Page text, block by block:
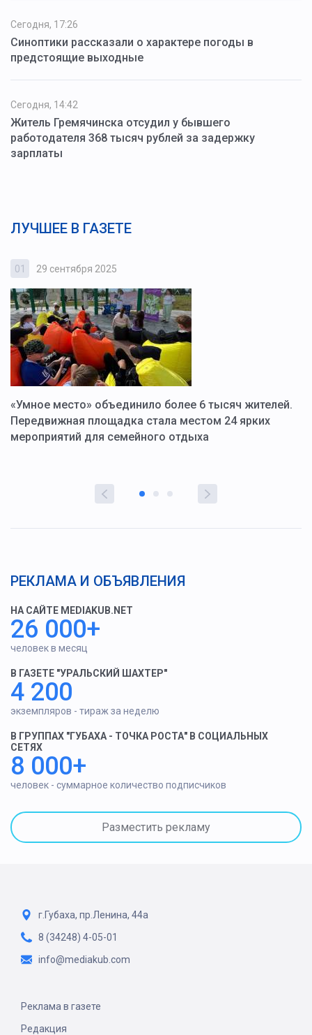
Сегодня, 17:26
Синоптики рассказали о характере погоды в
предстоящие выходные
Сегодня, 14:42
Житель Гремячинска отсудил у бывшего
работодателя 368 тысяч рублей за задержку
зарплаты
ЛУЧШЕЕ В ГАЗЕТЕ
01 29 сентября 2025
«Умное место» объединило более 6 тысяч жителей.
Передвижная площадка стала местом 24 ярких
мероприятий для семейного отдыха
РЕКЛАМА И ОБЪЯВЛЕНИЯ
НА САЙТЕ MEDIAKUB.NET
26 000+
человек в месяц
В ГАЗЕТЕ "УРАЛЬСКИЙ ШАХТЕР"
4 200
экземпляров - тираж за неделю
В ГРУППАХ "ГУБАХА - ТОЧКА РОСТА" В СОЦИАЛЬНЫХ
СЕТЯХ
8 000+
человек - суммарное количество подписчиков
Разместить рекламу
г.Губаха, пр.Ленина, 44а
8 (34248) 4-05-01
info@mediakub.com
Реклама в газете
Редакция